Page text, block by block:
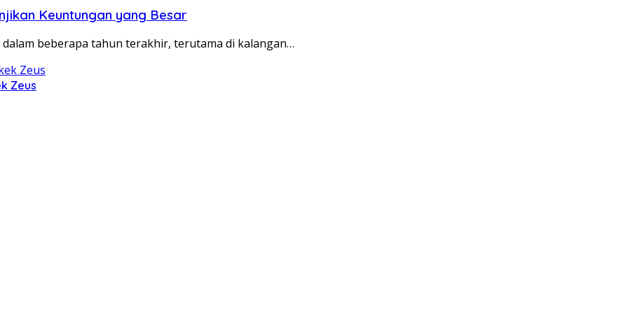
Keuntungan yang Besar
dalam beberapa tahun terakhir, terutama di kalangan…
Zeus